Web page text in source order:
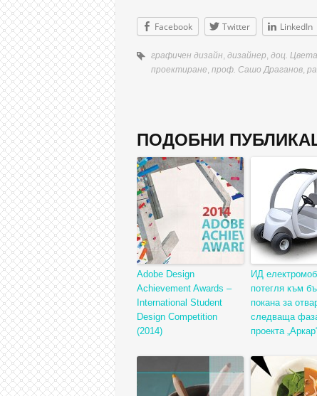
Facebook Twitter LinkedIn
графичен дизайн, дизайнер, доц.
проектиране, проф. Сашо Драганов,
ПОДОБНИ
Adobe Design
Achievement Awards –
International Student
Design Competition
(2014)
ИД
потегля към
покана за
следваща
проекта